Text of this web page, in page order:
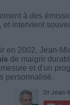
à des
intervient
en 2002, Jean-
de maigrir
et d'un
personnalisé.